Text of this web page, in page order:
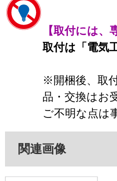
【取付には
取付は「電気
※開梱後、取
品・交換はお
ご不明な点は
関連画像